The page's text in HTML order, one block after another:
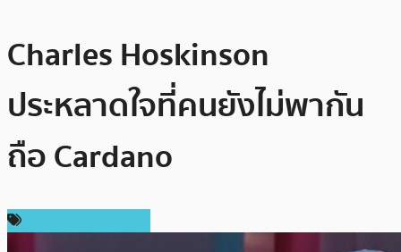
Charles Hoskinson
ประหลาดใจที่คนยังไม่พากัน
ถือ Cardano